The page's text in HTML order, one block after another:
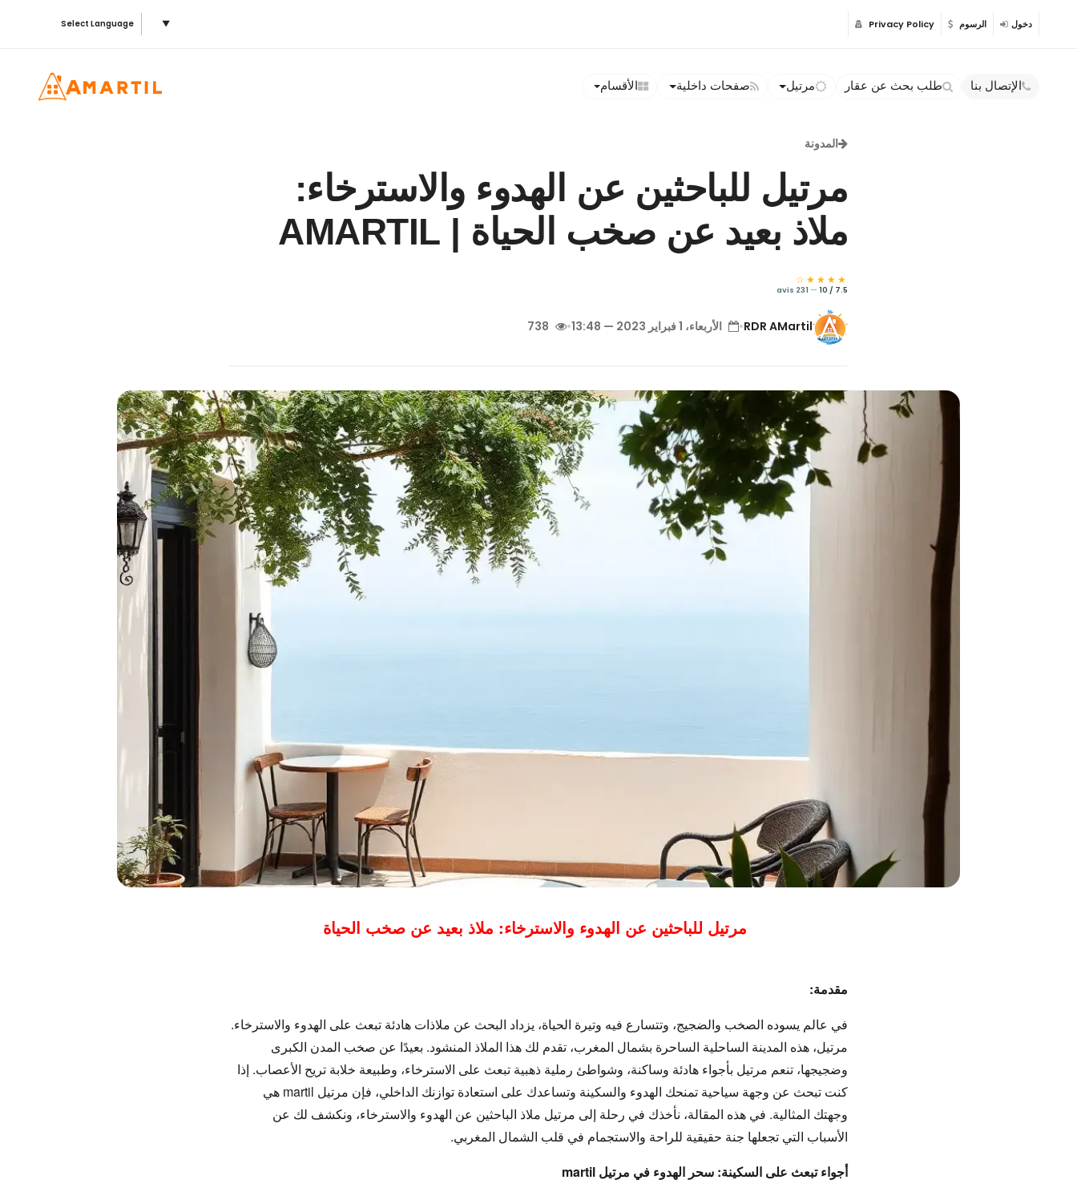
Select Language ▼ Privacy Policy الرسوم دخول
الإتصال بنا طلب بحث عن عقار مرتيل صفحات داخلية الأقسام
المدونة
مرتيل للباحثين عن الهدوء والاسترخاء:
ملاذ بعيد عن صخب الحياة | AMARTIL
★★★★☆
7.5 / 10
—
231 avis
RDR AMartil
• الأربعاء، 1 فبراير 2023 — 13:48 •
مرتيل للباحثين عن الهدوء والاسترخاء: ملاذ بعيد عن صخب الحياة
مقدمة:
في عالم يسوده الصخب والضجيج، وتتسارع فيه وتيرة الحياة، يزداد البحث عن ملاذات هادئة تبعث على الهدوء والاسترخاء.
مرتيل، هذه المدينة الساحلية الساحرة بشمال المغرب، تقدم لك هذا الملاذ المنشود. بعيدًا عن صخب المدن الكبرى
وضجيجها، تنعم مرتيل بأجواء هادئة وساكنة، وشواطئ رملية ذهبية تبعث على الاسترخاء، وطبيعة خلابة تريح الأعصاب. إذا
كنت تبحث عن وجهة سياحية تمنحك الهدوء والسكينة وتساعدك على استعادة توازنك الداخلي، فإن مرتيل martil
هي
وجهتك المثالية. في هذه المقالة، نأخذك في رحلة إلى مرتيل ملاذ الباحثين عن الهدوء والاسترخاء، ونكشف لك عن
الأسباب التي تجعلها جنة حقيقية للراحة والاستجمام في قلب الشمال المغربي.
أجواء تبعث على السكينة: سحر الهدوء في مرتيل martil